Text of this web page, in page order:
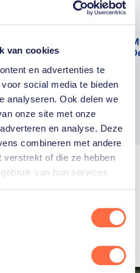
van cookies
en advertenties te
social media te bieden
analyseren. Ook delen we
onze site met onze
en analyse. Deze
combineren met andere
verstrekt of die ze hebben
van hun services.
sporters
Toon alle